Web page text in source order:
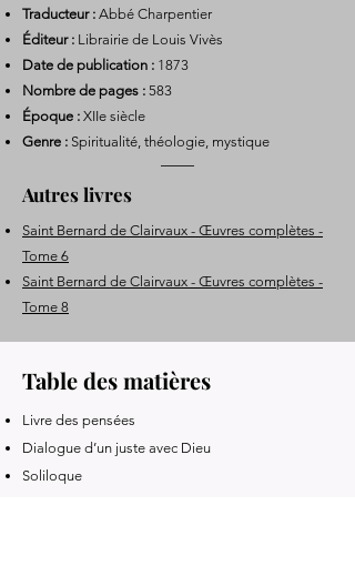
Traducteur : Abbé Charpentier
Éditeur : Librairie de Louis Vivès
Date de publication : 1873
Nombre de pages : 583
Époque : XIIe siècle
Genre : Spiritualité, théologie, mystique
Autres livres
Saint Bernard de Clairvaux - Œuvres complètes -
Tome 6
Saint Bernard de Clairvaux - Œuvres complètes -
Tome 8
Table des matières
Livre des pensées
Dialogue d’un juste avec Dieu
Soliloque